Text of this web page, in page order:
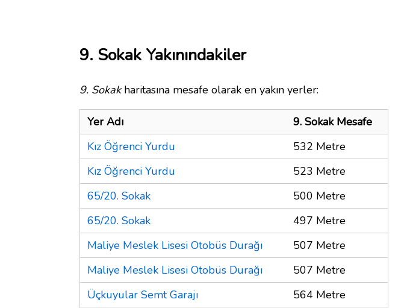
9. Sokak Yakınındakiler
9. Sokakharitasına mesafe olarak en yakın yerler:
Yer Adı
9. Sokak Mesafe
Kız Öğrenci Yurdu
532 Metre
Kız Öğrenci Yurdu
523 Metre
65/20. Sokak
500 Metre
65/20. Sokak
497 Metre
Maliye Meslek Lisesi Otobüs Durağı
507 Metre
Maliye Meslek Lisesi Otobüs Durağı
507 Metre
Üçkuyular Semt Garajı
564 Metre